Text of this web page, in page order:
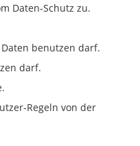
Daten-Schutz zu.
benutzen darf.
darf.
Regeln von der